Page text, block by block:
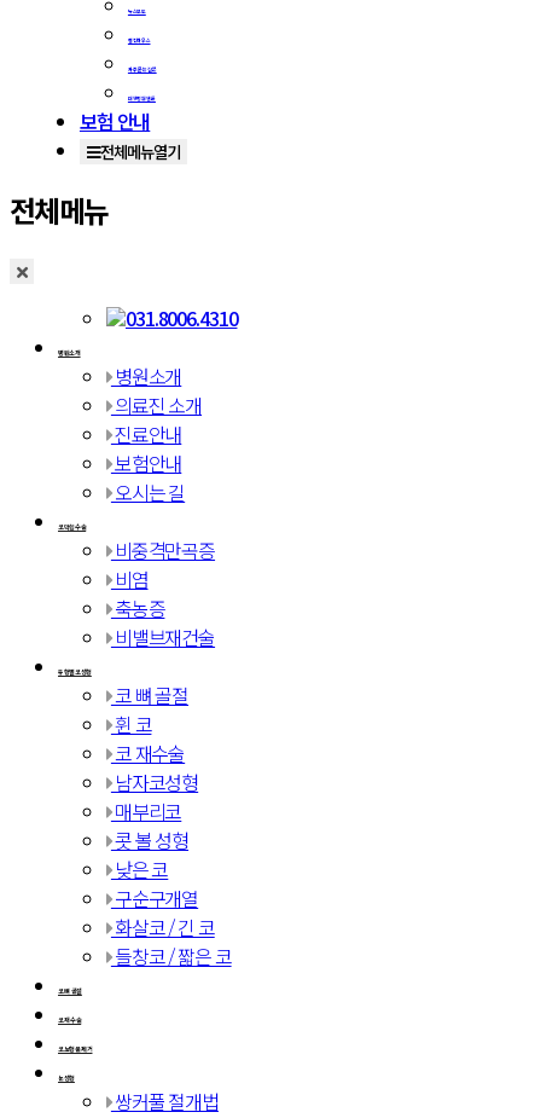
뉴스보도
협진하우스
자주 묻는 질문
더웰병원 웹툰
보험 안내
전체메뉴열기
전체메뉴
031.8006.4310
병원소개
병원소개
의료진 소개
진료안내
보험안내
오시는 길
코막힘수술
비중격만곡증
비염
축농증
비밸브재건술
유형별코성형
코 뼈 골절
휜 코
코 재수술
남자코성형
매부리코
콧 볼 성형
낮은 코
구순구개열
화살코 / 긴 코
들창코 / 짧은 코
코 뼈 골절
코 재수술
코보형물 제거
눈성형
쌍커풀 절개법